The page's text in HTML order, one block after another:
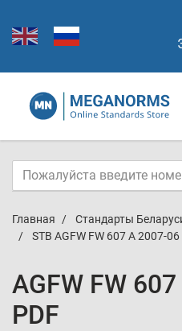
Главная Стандарты
STB AGFW FW 607 A 2007-06
AGFW FW
PDF